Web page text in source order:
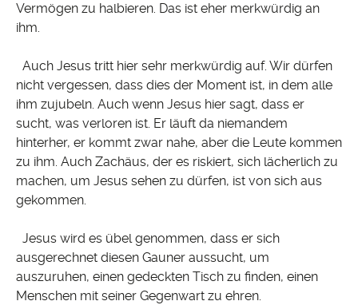
Vermögen zu halbieren. Das ist eher merkwürdig an
ihm.
Auch Jesus tritt hier sehr merkwürdig auf. Wir dürfen
nicht vergessen, dass dies der Moment ist, in dem alle
ihm zujubeln. Auch wenn Jesus hier sagt, dass er
sucht, was verloren ist. Er läuft da niemandem
hinterher, er kommt zwar nahe, aber die Leute kommen
zu ihm. Auch Zachäus, der es riskiert, sich lächerlich zu
machen, um Jesus sehen zu dürfen, ist von sich aus
gekommen.
Jesus wird es übel genommen, dass er sich
ausgerechnet diesen Gauner aussucht, um
auszuruhen, einen gedeckten Tisch zu finden, einen
Menschen mit seiner Gegenwart zu ehren.